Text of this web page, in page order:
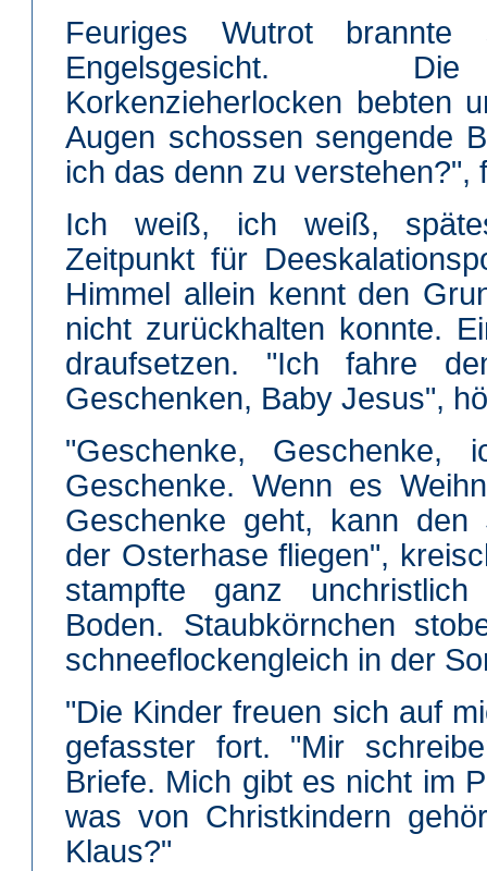
Feuriges Wutrot
Engelsgesicht.
Korkenzieherlocken bebten
Augen schossen sengende
ich das denn zu verstehen?",
Ich weiß, ich weiß,
Zeitpunkt für
Himmel allein kennt den
nicht zurückhalten konnte.
draufsetzen. "Ich fahre
Geschenken, Baby Jesus",
"Geschenke,
Geschenke. Wenn es
Geschenke geht, kann den
der Osterhase fliegen",
stampfte ganz
Boden. Staubkörnchen
schneeflockengleich in der
"Die Kinder freuen sich auf
gefasster fort. "Mir
Briefe. Mich gibt es nicht im
was von Christkindern
Klaus?"